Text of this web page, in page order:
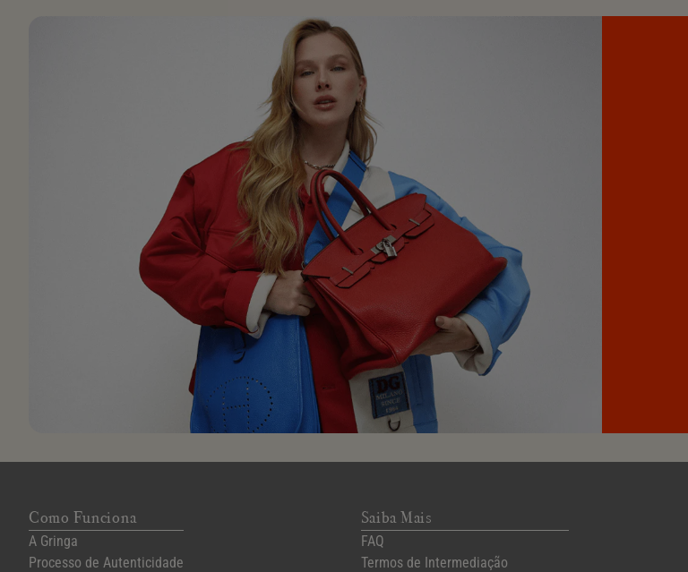
Como Funciona
A Gringa
Processo de Autenticidade
Saiba Mais
FAQ
Termos de Intermediação